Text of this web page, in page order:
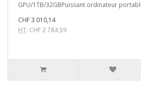
GPU/1TB/32GBPuissant ordinateur
CHF 3 010,14
HT: CHF 2 784,59